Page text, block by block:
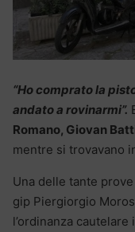
“Ho comprato la
andato a rovinarmi”.
Romano, Giovan
mentre si trovavano
Una delle tante
gip Piergiorgio
l’ordinanza